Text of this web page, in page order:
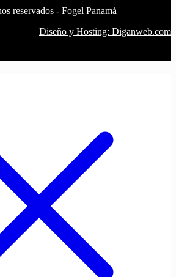
reservados - Fogel Panamá
Diseño y Hosting: Diganweb.com